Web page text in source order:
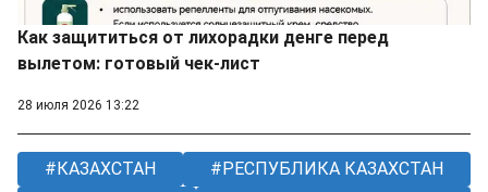
Как защититься от лихорадки денге перед
вылетом: готовый чек-лист
28 июля 2026 13:22
КАЗАХСТАН
РЕСПУБЛИКА КАЗАХСТАН